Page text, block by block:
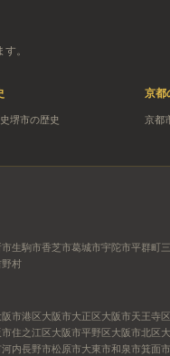
。
堺市の歴史
京都
京都
生駒市香芝市葛城市宇陀市平群町
村
阪市港区大阪市大正区大阪市天王寺区
住之江区大阪市平野区大阪市北区
河内長野市松原市大東市和泉市箕面市